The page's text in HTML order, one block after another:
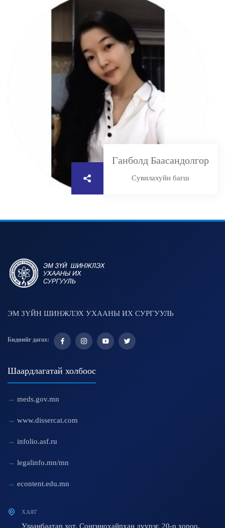
Ганболд Баасандолгор
Сувилахуйн багш
ЭМ ЗҮЙН ШИНЖЛЭХ УХААНЫ ИХ СУРГУУЛЬ
Биднийг дагах:
Шаардлагатай холбоос
meds.gov.mn
www.dissercat.com
infolio.asf.ru
legalinfo.mn/mn
econtent.edu.mn
ХАЯГ
Улаанбаатар хот, Сонгинохайрхан дүүрэг, 20-р хороо,